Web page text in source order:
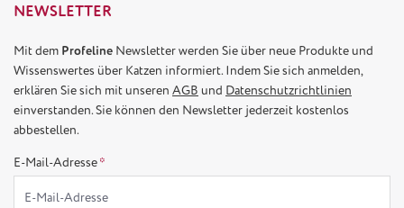
NEWSLETTER
Mit dem Profeline Newsletter werden Sie über neue Produkte und
Wissenswertes über Katzen informiert. Indem Sie sich anmelden,
erklären Sie sich mit unseren AGB und Datenschutzrichtlinien
einverstanden. Sie können den Newsletter jederzeit kostenlos
abbestellen.
E-Mail-Adresse*